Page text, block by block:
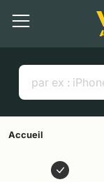
Contenu
Menu
Liens utiles
Accueil